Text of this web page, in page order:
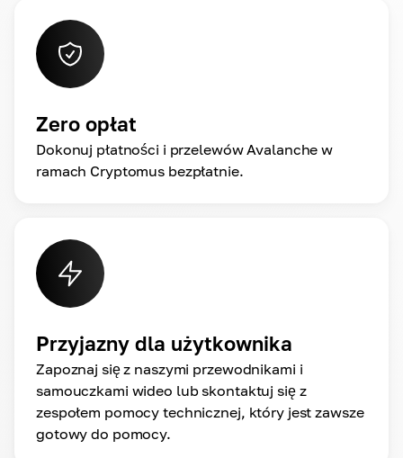
Zero opłat
Dokonuj płatności i przelewów Avalanche w
ramach Cryptomus bezpłatnie.
Przyjazny dla użytkownika
Zapoznaj się z naszymi przewodnikami i
samouczkami wideo lub skontaktuj się z
zespołem pomocy technicznej, który jest zawsze
gotowy do pomocy.